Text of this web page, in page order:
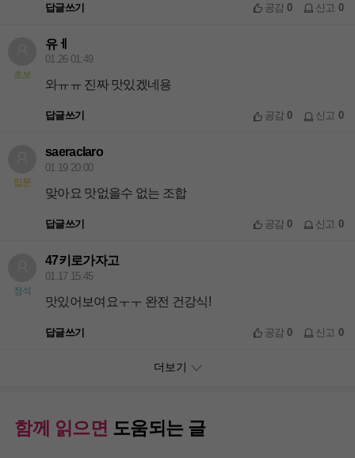
답글쓰기 공감0 신고 0
초보
유ㅔ
01.26 01:49
와ㅠㅠ 진짜 맛있겠네용
답글쓰기 공감0 신고 0
입문
saeraclaro
01.19 20:00
맞아요 맛없을수 없는 조합
답글쓰기 공감0 신고 0
정석
47키로가자고
01.17 15:45
맛있어보여요ㅜㅜ 완전 건강식!
답글쓰기 공감0 신고 0
더보기
함께 읽으면 도움되는 글